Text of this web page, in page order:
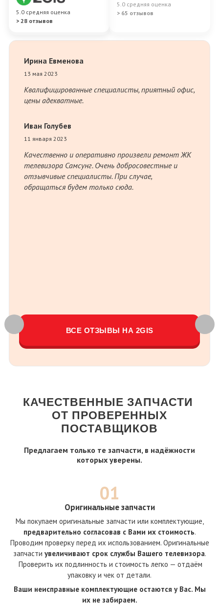
5.0средняя оценка
> 28 отзывов
5.0 средняя оценка
> 65 отзывов
Ирина Евменова
13 мая 2023
Квалифицированные специалисты, приятный офис,
цены адекватные.
Иван Голубев
11 января 2023
Качественно и оперативно произвели ремонт ЖК
телевизора Самсунг. Очень добросовестные и
отзывчивые специалисты. При случае,
обращаться будем только сюда.
ВСЕ ОТЗЫВЫ НА 2GIS
КАЧЕСТВЕННЫЕ ЗАПЧАСТИ
ОТ ПРОВЕРЕННЫХ
ПОСТАВЩИКОВ
Предлагаем только те запчасти, в надёжности
которых уверены.
01
Оригинальные запчасти
Мы покупаем оригинальные запчасти или комплектующие,
предварительно согласовав с Вами их стоимость.
Проводим проверку перед их использованием. Оригинальные
запчасти увеличивают срок службы Вашего телевизора.
Проверить их подлинность и стоимость легко — отдаём
упаковку и чек от детали.
Ваши неисправные комплектующие остаются у Вас. Мы
их не забираем.